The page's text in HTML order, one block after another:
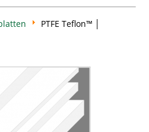
PTFE Teflon™ │